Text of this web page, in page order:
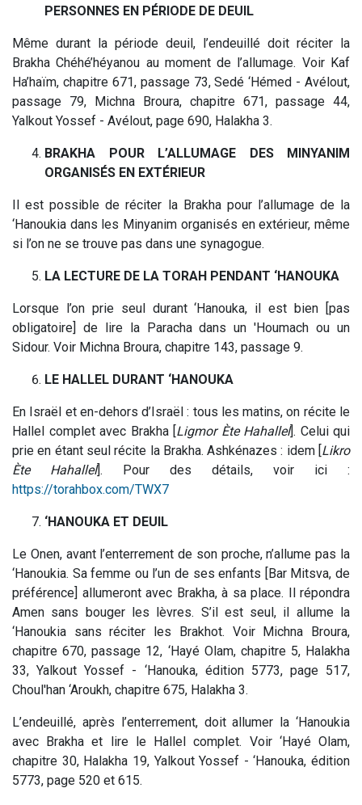
PERSONNES EN PÉRIODE DE DEUIL
Même durant la période deuil, l’endeuillé doit réciter la
Brakha Chéhé’héyanou au moment de l’allumage. Voir Kaf
Ha’haïm, chapitre 671, passage 73, Sedé ‘Hémed - Avélout,
passage 79, Michna Broura, chapitre 671, passage 44,
Yalkout Yossef - Avélout, page 690, Halakha 3.
BRAKHA POUR L’ALLUMAGE DES MINYANIM
ORGANISÉS EN EXTÉRIEUR
Il est possible de réciter la Brakha pour l’allumage de la
‘Hanoukia dans les Minyanim organisés en extérieur, même
si l’on ne se trouve pas dans une synagogue.
LA LECTURE DE LA TORAH PENDANT ‘HANOUKA
Lorsque l’on prie seul durant ‘Hanouka, il est bien [pas
obligatoire] de lire la Paracha dans un 'Houmach ou un
Sidour. Voir Michna Broura, chapitre 143, passage 9.
LE HALLEL DURANT ‘HANOUKA
En Israël et en-dehors d’Israël : tous les matins, on récite le
Hallel complet avec Brakha [Ligmor Ète Hahallel]. Celui qui
prie en étant seul récite la Brakha. Ashkénazes : idem [Likro
Ète Hahallel]. Pour des détails, voir ici :
https://torahbox.com/TWX7
‘HANOUKA ET DEUIL
Le Onen, avant l’enterrement de son proche, n’allume pas la
‘Hanoukia. Sa femme ou l’un de ses enfants [Bar Mitsva, de
préférence] allumeront avec Brakha, à sa place. Il répondra
Amen sans bouger les lèvres. S’il est seul, il allume la
‘Hanoukia sans réciter les Brakhot. Voir Michna Broura,
chapitre 670, passage 12, ‘Hayé Olam, chapitre 5, Halakha
33, Yalkout Yossef - ‘Hanouka, édition 5773, page 517,
Choul'han ‘Aroukh, chapitre 675, Halakha 3.
L’endeuillé, après l’enterrement, doit allumer la ‘Hanoukia
avec Brakha et lire le Hallel complet. Voir ‘Hayé Olam,
chapitre 30, Halakha 19, Yalkout Yossef - ‘Hanouka, édition
5773, page 520 et 615.